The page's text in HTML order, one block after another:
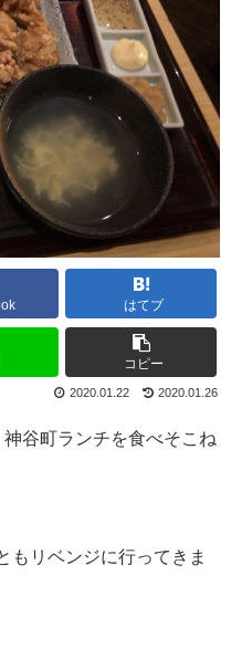
はてブ
コピー
2020.01.26
2020.01.22
谷町ランチを食べそこね
もリベンジに行ってきま